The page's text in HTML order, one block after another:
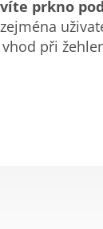
prkno
při